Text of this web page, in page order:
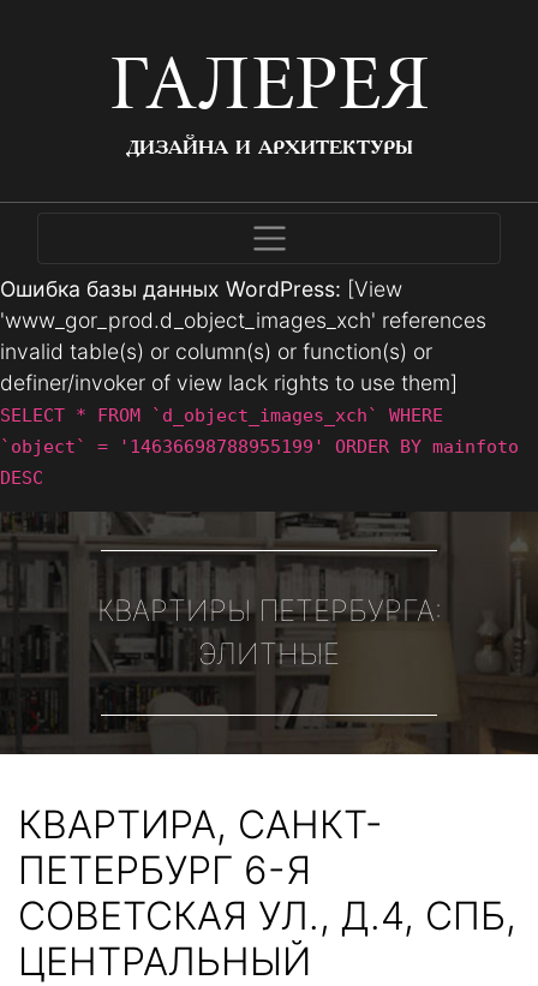
ГАЛЕРЕЯ
ДИЗАЙНА И АРХИТЕКТУРЫ
Ошибка базы данных WordPress: [View
'www_gor_prod.d_object_images_xch' references
invalid table(s) or column(s) or function(s) or
definer/invoker of view lack rights to use them]
SELECT * FROM `d_object_images_xch` WHERE
`object` = '14636698788955199' ORDER BY mainfoto
DESC
КВАРТИРЫ ПЕТЕРБУРГА:
ЭЛИТНЫЕ
КВАРТИРА, САНКТ-
ПЕТЕРБУРГ 6-Я
СОВЕТСКАЯ УЛ., Д.4, СПБ,
ЦЕНТРАЛЬНЫЙ